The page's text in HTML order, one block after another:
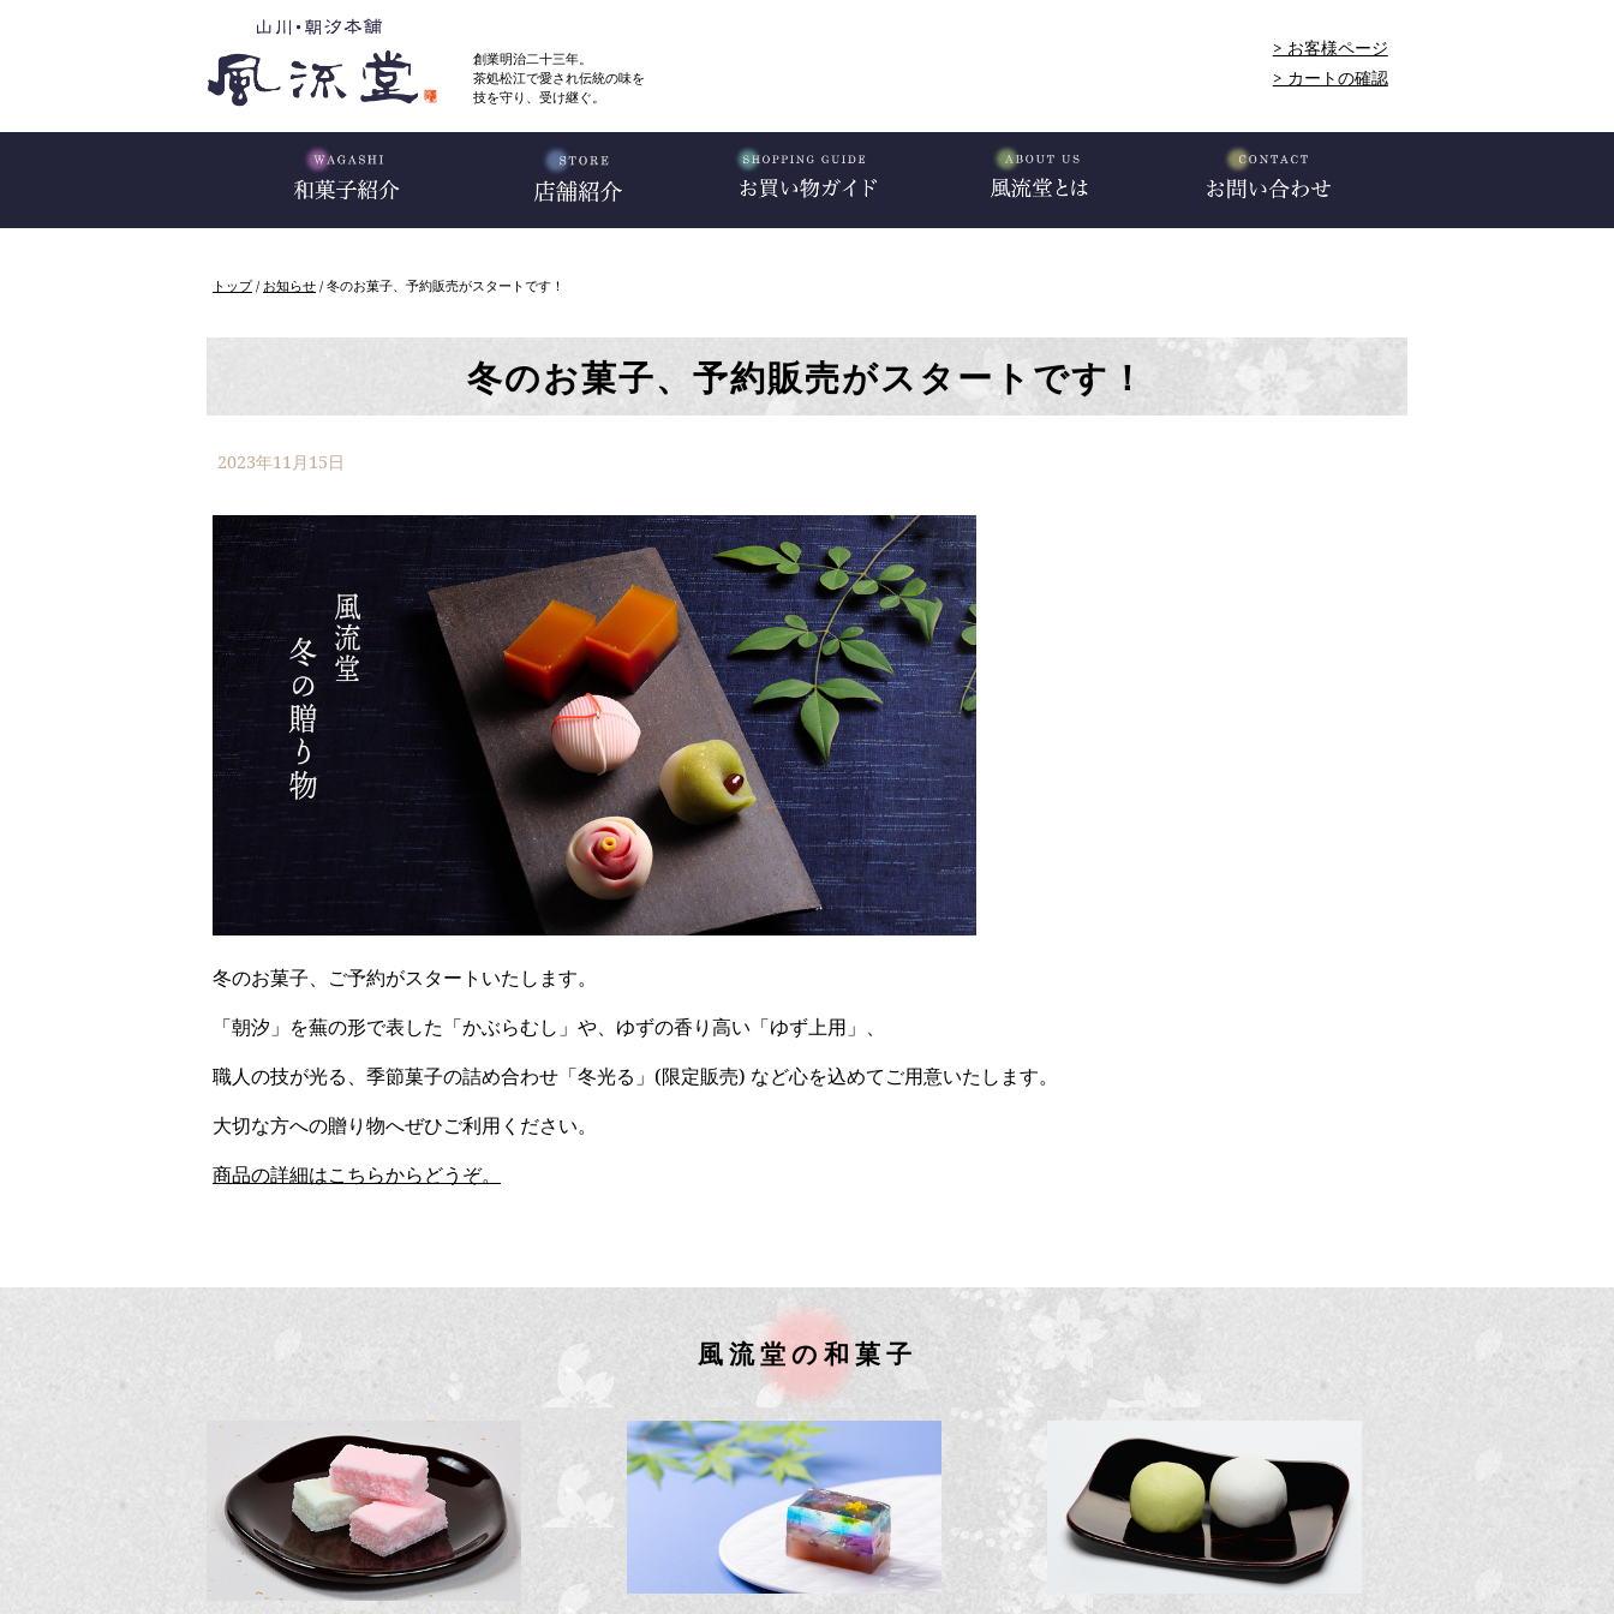
創業明治二十三年。
茶処松江で愛され伝統の味を
技を守り、受け継ぐ。
> お客様ページ
> カートの確認
現
位
トップ/ お知らせ / 冬のお菓子、予約販売がスタートです！
冬のお菓子、予約販売がスタートです！
2023年11月15日
冬のお菓子、ご予約がスタートいたします。
「朝汐」を蕪の形で表した「かぶらむし」や、ゆずの香り高い「ゆず上用」、
職人の技が光る、季節菓子の詰め合わせ「冬光る」(限定販売) など心を込めてご用意いたします。
大切な方への贈り物へぜひご利用ください。
商品の詳細はこちらからどうぞ。
風流堂の和菓子